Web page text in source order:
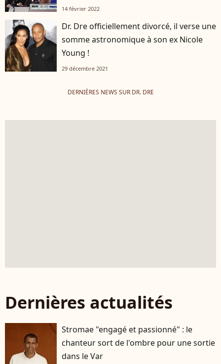
14 février 2022
Dr. Dre officiellement divorcé, il verse une
somme astronomique à son ex Nicole
Young !
29 décembre 2021
DERNIÈRES NEWS SUR DR. DRE
Dernières actualités
Stromae "engagé et passionné" : le
chanteur sort de l'ombre pour une sortie
dans le Var